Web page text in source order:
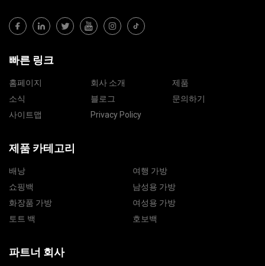
빠른 링크
홈페이지 회사 소개
제품
소식
블로그
문의하기
사이트맵
Privacy Policy
제품 카테고리
배낭
여행 가방
쇼핑백
남성용 가방
화장품 가방
여성용 가방
토트 백
호보백
파트너 회사